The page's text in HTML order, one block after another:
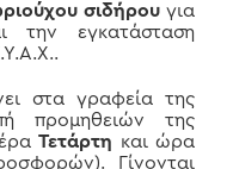
σιδήρου για
την εγκατάσταση
γραφεία της
προμηθειών της
Τετάρτη και ώρα
Γίνονται